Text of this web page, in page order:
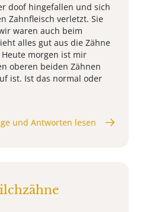
doof hingefallen und sich
Zahnfleisch verletzt. Sie
waren auch beim
alles gut aus die Zähne
morgen ist mir
oberen beiden Zähnen
ist. Ist das normal oder
und Antworten lesen